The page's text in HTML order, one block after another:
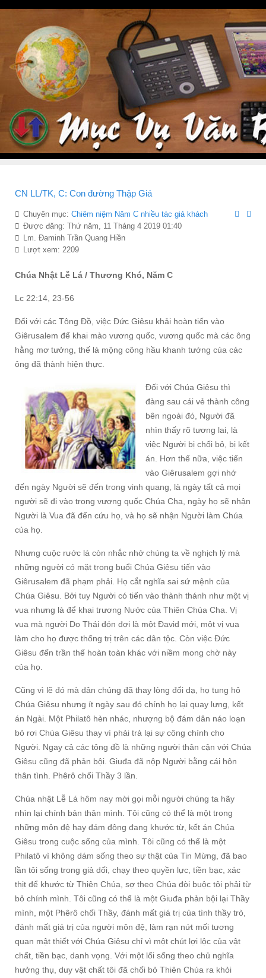
CN LL/TK, C: Con đường Thập Giá
Chuyên mục: Chiêm niệ̣m Năm C nhiều tác giả khách
Được đăng: Thứ năm, 11 Tháng 4 2019 01:40
Lm. Đaminh Trần Quang Hiền
Lượt xem: 2209
Chúa Nhật Lễ Lá / Thương Khó, Năm C
Lc 22:14, 23-56
Đối với các Tông Đồ, việc Đức Giêsu khải hoàn tiến vào
Giêrusalem để khai mào vương quốc, vương quốc mà các ông
hằng mơ tưởng, thế là mộng công hầu khanh tướng của các
ông đã thành hiện thực.
Đối với Chúa Giêsu thì
đàng sau cái vẻ thành công
bên ngoài đó, Người đã
nhìn thấy rõ tương lai, là
việc Người bị chối bỏ, bị kết
án. Hơn thế nữa, việc tiến
vào Giêrusalem gợi nhớ
đến ngày Người sẽ đến trong vinh quang, là ngày tất cả mọi
người sẽ đi vào trong vương quốc Chúa Cha, ngày họ sẽ nhận
Người là Vua đã đến cứu họ, và họ sẽ nhận Người làm Chúa
của họ.
Nhưng cuộc rước lá còn nhắc nhở chúng ta về nghịch lý mà
những người có mặt trong buổi Chúa Giêsu tiến vào
Giêrusalem đã phạm phải. Họ cắt nghĩa sai sứ mệnh của
Chúa Giêsu. Bởi tuy Người có tiến vào thành thánh như một vị
vua nhưng là để khai trương Nước của Thiên Chúa Cha. Vị
vua mà người Do Thái đón đợi là một Đavid mới, một vị vua
làm cho họ được thống trị trên các dân tộc. Còn việc Đức
Giêsu đến trần thế hoàn toàn khác với niềm mong chờ này
của họ.
Cũng vì lẽ đó mà dân chúng đã thay lòng đổi dạ, họ tung hô
Chúa Giêsu nhưng ít ngày sau đó chính họ lại quay lưng, kết
án Ngài. Một Philatô hèn nhác, nhượng bộ đám dân náo loạn
bỏ rơi Chúa Giêsu thay vì phải trả lại sự công chính cho
Người. Ngay cả các tông đồ là những người thân cận với Chúa
Giêsu cũng đã phản bội. Giuđa đã nộp Người bằng cái hôn
thân tình. Phêrô chối Thầy 3 lần.
Chúa nhật Lễ Lá hôm nay mời gọi mỗi người chúng ta hãy
nhìn lại chính bản thân mình. Tôi cũng có thể là một trong
những môn đệ hay đám đông đang khước từ, kết án Chúa
Giêsu trong cuộc sống của mình. Tôi cũng có thể là một
Philatô vì không dám sống theo sự thật của Tin Mừng, đã bao
lần tôi sống trong giả dối, chạy theo quyền lực, tiền bạc, xác
thịt để khước từ Thiên Chúa, sợ theo Chúa đòi buộc tôi phải từ
bỏ chính mình. Tôi cũng có thể là một Giuđa phản bội lại Thầy
mình, một Phêrô chối Thầy, đánh mất giá trị của tình thầy trò,
đánh mất giá trị của người môn đệ, làm rạn nứt mối tương
quan mật thiết với Chúa Giêsu chỉ vì một chút lợi lộc của vật
chất, tiền bạc, danh vọng. Với một lối sống theo chủ nghĩa
hưởng thụ, duy vật chất tôi đã chối bỏ Thiên Chúa ra khỏi